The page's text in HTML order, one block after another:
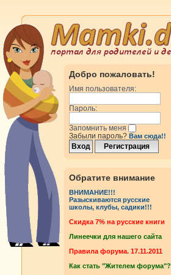
Добро пожаловать!
Имя пользователя:
Пароль:
Запомнить меня
Забыли пароль? Вам сюда!!
Обратите внимание
ВНИМАНИЕ!!!
Разыскиваются русские
школы, клубы, садики!!!
Cкидка 7% на русские книги
Линеечки для нашего сайта
Правила форума. 17.11.2011
Как стать "Жителем форума"?